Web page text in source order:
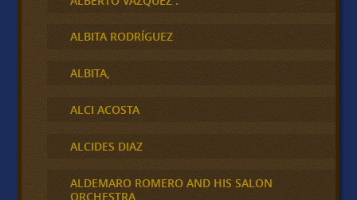
ALBITA RODRÍGUEZ
ALBITA,
ALCI ACOSTA
ALCIDES DIAZ
ALDEMARO ROMERO AND HIS SALON
ORCHESTRA